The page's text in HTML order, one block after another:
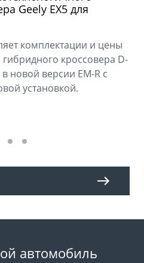
Geely EX5 для
комплектации и цены
кроссовера D-
в новой версии EM-R с
установкой.
автомобиль